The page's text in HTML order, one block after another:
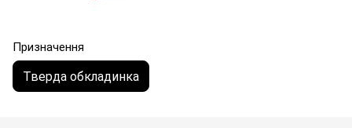
Призначення
Тверда обкладинка